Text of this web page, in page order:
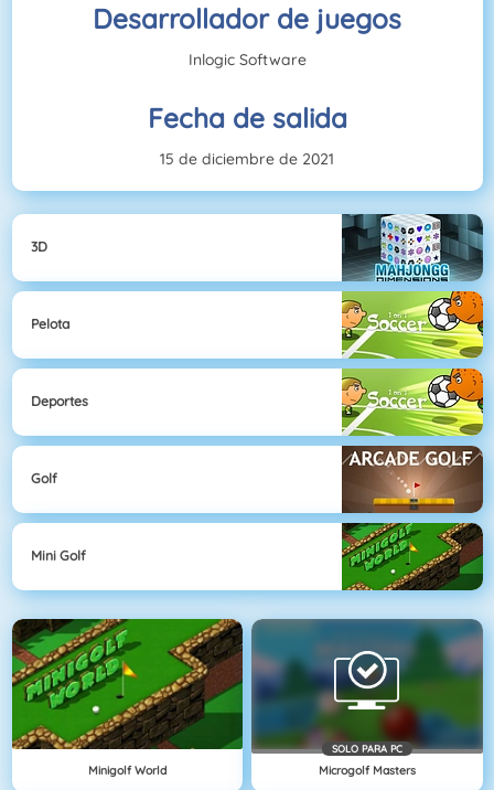
Desarrollador de juegos
Inlogic Software
Fecha de salida
15 de diciembre de 2021
3D
Pelota
Deportes
Golf
Mini Golf
Minigolf World
SOLO PARA PC
Microgolf Masters